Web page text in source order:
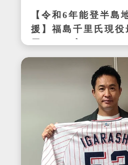
【令和6年能登半島
援】福島千里氏現
用サイン入りスパ